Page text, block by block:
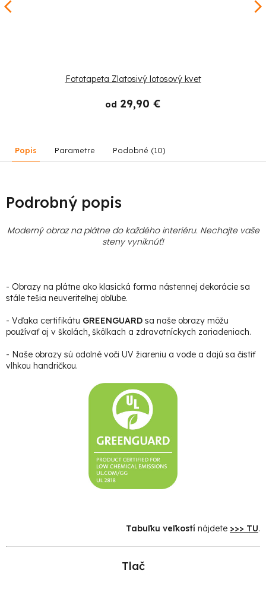
Fototapeta Zlatosivý lotosový kvet
od 29,90 €
Popis Parametre Podobné (10)
Podrobný popis
Moderný obraz na plátne do každého interiéru. Nechajte vaše
steny vyniknúť!
- Obrazy na plátne ako klasická forma nástennej dekorácie sa
stále tešia neuveriteľnej obľube.
- Vďaka certifikátu GREENGUARD sa naše obrazy môžu
používať aj v školách, škôlkach a zdravotníckych zariadeniach.
- Naše obrazy sú odolné voči UV žiareniu a vode a dajú sa čistiť
vlhkou handričkou.
Tabuľku veľkostí nájdete >>> TU.
Tlač